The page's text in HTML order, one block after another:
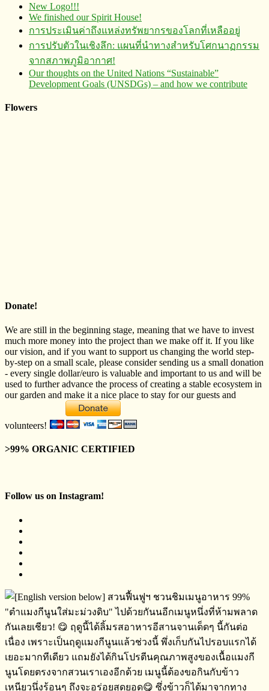
New Logo!!!
We finished our Spirit House!
การประเมินค่าถึงแหล่งทรัพยากร​ของโลกที่เหลืออยู่
การปรับตัวในเชิงลึก: แผนที่นำทางสำหรับโศกนาฏกรรม
จากสภาพภูมิอากาศ!
Our thoughts on the United Nations “Sustainable”
Development Goals (UNSDGs) – and how we contribute
Flowers
Donate!
We are still in the beginning stage, meaning that we have to invest
much more money into the project than we make off it. If you like
our vision, and if you want to support us changing the world step-
by-step on a small scale, please consider sending us a small donation
- every single dollar/euro is valuable and important to us and will be
used to further advance the process of creating a stable ecosystem in
our garden and make it a nice place to stay for our guests and
volunteers!
>99% ORGANIC CERTIFIED
Follow us on Instagram!